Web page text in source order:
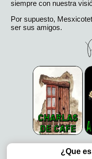
siempre con nuestra
Por supuesto,
ser sus amigos.
¿Que